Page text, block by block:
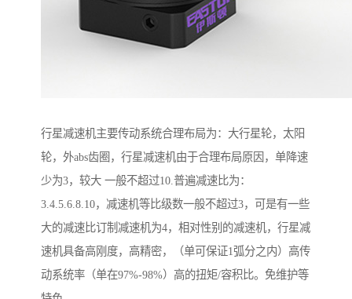
行星减速机主要传动系统合理布局为：大行星轮，太阳
轮，外abs齿圈，行星减速机由于合理布局原因，单降速
少为3，较大 一般不超过10.普遍减速比为：
3.4.5.6.8.10，减速机等比级数一般不超过3，可是有一些
大的减速比订制减速机为4，相对性别的减速机，行星减
速机具备高刚度，高精密，（单可保证1弧分之内）高传
动系统率（单在97%-98%）高的扭矩/容积比。免维护等